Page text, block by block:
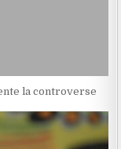
la controverse